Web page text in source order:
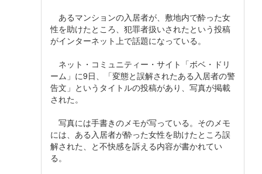
あるマンションの入居者が、敷地内で酔った女
性を助けたところ、犯罪者扱いされたという投稿
がインターネット上で話題になっている。
ネット・コミュニティー・サイト「ボベ・ドリ
ーム」に9日、「変態と誤解されたある入居者の警
告文」というタイトルの投稿があり、写真が掲載
された。
写真には手書きのメモが写っている。そのメモ
には、ある入居者が酔った女性を助けたところ誤
解された、と不快感を訴える内容が書かれてい
る。